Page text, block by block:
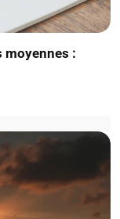
moyennes :